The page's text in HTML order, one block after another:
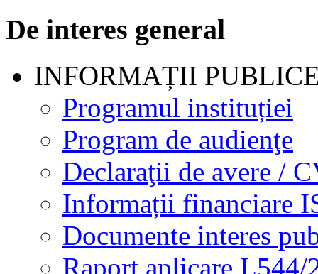
De interes general
INFORMAȚII
Programul instituției
Program de audienţe
Declaraţii de avere /
Informații financiare
Documente interes
Raport aplicare L544/